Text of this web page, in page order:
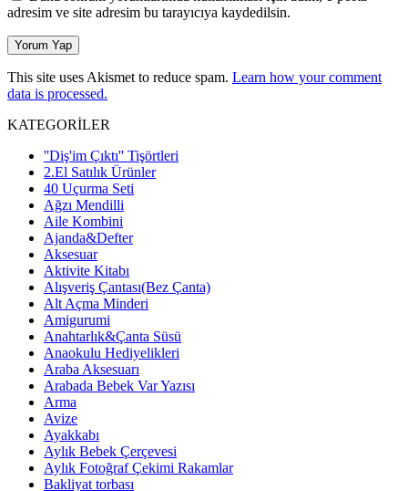
adresim ve site adresim bu tarayıcıya kaydedilsin.
This site uses Akismet to reduce spam. Learn how your comment
data is processed.
KATEGORİLER
''Diş'im Çıktı'' Tişörtleri
2.El Satılık Ürünler
40 Uçurma Seti
Ağzı Mendilli
Aile Kombini
Ajanda&Defter
Aksesuar
Aktivite Kitabı
Alışveriş Çantası(Bez Çanta)
Alt Açma Minderi
Amigurumi
Anahtarlık&Çanta Süsü
Anaokulu Hediyelikleri
Araba Aksesuarı
Arabada Bebek Var Yazısı
Arma
Avize
Ayakkabı
Aylık Bebek Çerçevesi
Aylık Fotoğraf Çekimi Rakamlar
Bakliyat torbası